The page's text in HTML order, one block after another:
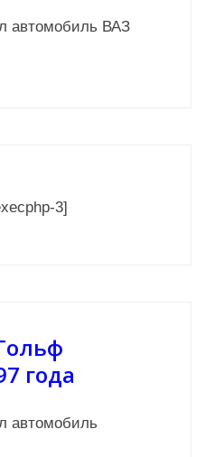
автомобиль ВАЗ
3]
года
автомобиль